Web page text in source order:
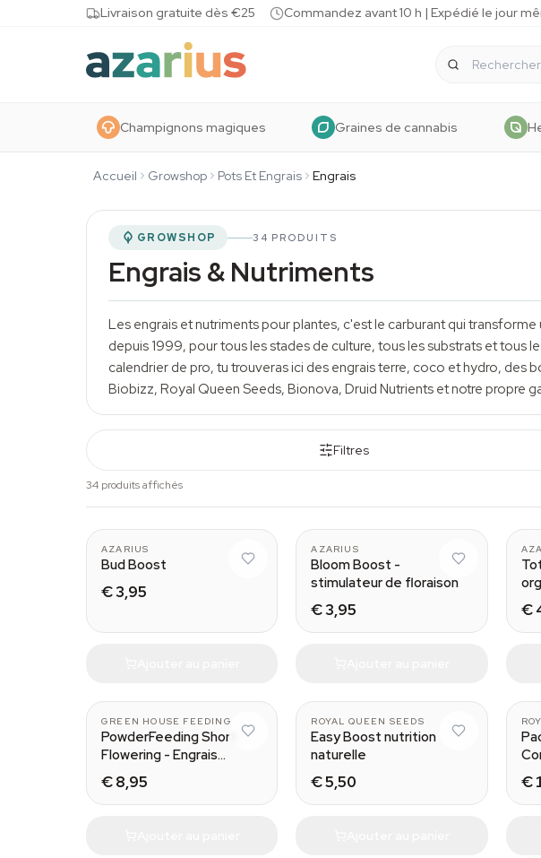
Skip to contentLivraison gratuite dès €25 Commandez avant 10 h | Expédié le jour
Champignons magiques Graines de cannabis
Accueil Growshop Pots Et Engrais Engrais
GROWSHOP 34 PRODUITS
Engrais & Nutriments
Les engrais et nutriments pour plantes, c'est le carburant qui
depuis 1999, pour tous les stades de culture, tous les substrats et tous
calendrier de pro, tu trouveras ici des engrais terre, coco et hydro, des
Biobizz, Royal Queen Seeds, Bionova, Druid Nutrients et notre propre
Filtres
34 produits affichés
AZARIUS
Bud Boost
€ 3,95
AZARIUS
Bloom Boost -
stimulateur de floraison
€ 3,95 €
GREEN HOUSE FEEDING
PowderFeeding Short
Flowering - Engrais
floraison courte
€ 8,95
ROYAL QUEEN SEEDS
Easy Boost nutrition
naturelle
€ 5,50 €